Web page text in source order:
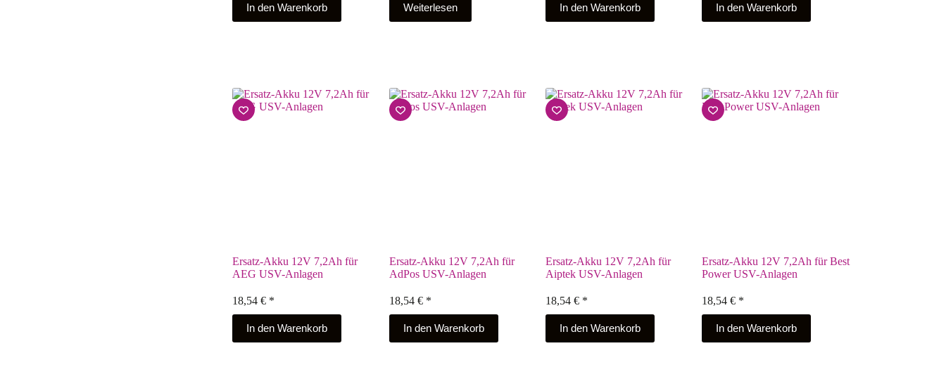
In den Warenkorb Weiterlesen In den Warenkorb In den Warenkorb
Ersatz-Akku 12V 7,2Ah für
AEG USV-Anlagen
18,54€ *
In den Warenkorb
Ersatz-Akku 12V 7,2Ah für
AdPos USV-Anlagen
18,54 €*
In den Warenkorb
Ersatz-Akku 12V 7,2Ah für
Aiptek USV-Anlagen
18,54 €*
In den Warenkorb
Ersatz-Akku 12V 7,2Ah für Best
Power USV-Anlagen
18,54€ *
In den Warenkorb